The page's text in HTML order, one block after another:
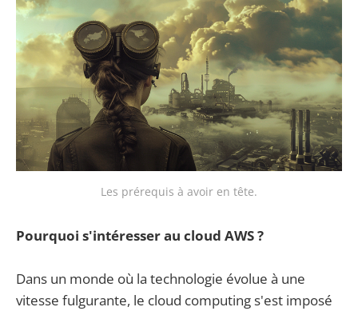
Les prérequis à avoir en tête.
Pourquoi s'intéresser au cloud AWS ?
Dans un monde où la technologie évolue à une
vitesse fulgurante, le cloud computing s'est imposé